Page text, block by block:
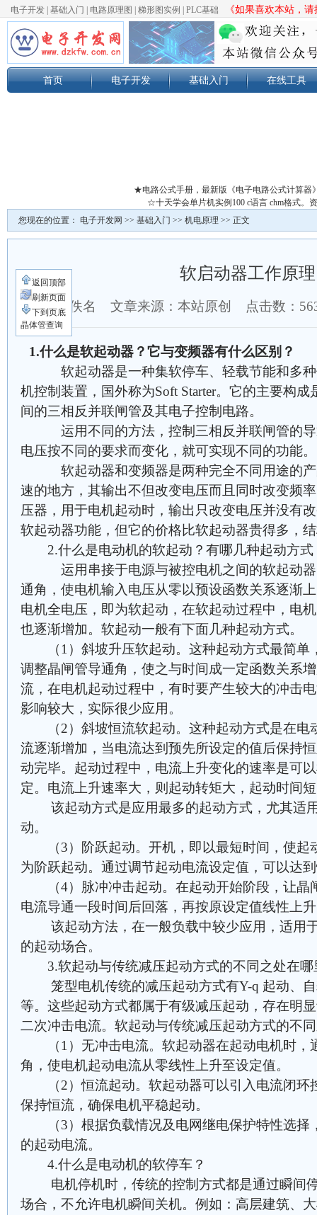
电子开发 基础入门 电路原理图 梯形图实例 PLC基础 《如果喜欢本站，
首页 电子开发 基础入门 在线工具
★电路公式手册，最新版《电子电路公式计算器
☆十天学会单片机实例100 c语言 chm格式。
您现在的位置： 电子开发网 >> 基础入门 >> 机电原理 >> 正文
软启动器工作原理
作者：佚名 文章来源：本站原创 点击数：
1.什么是软起动器？它与变频器有什么区别？
软起动器是一种集软停车、轻载节能和多种
机控制装置，国外称为Soft Starter。它的主要构
间的三相反并联闸管及其电子控制电路。
运用不同的方法，控制三相反并联闸管的导
电压按不同的要求而变化，就可实现不同的功能。
软起动器和变频器是两种完全不同用途的产
速的地方，其输出不但改变电压而且同时改变频
压器，用于电机起动时，输出只改变电压并没有
软起动器功能，但它的价格比软起动器贵得多，
2.什么是电动机的软起动？有哪几种起动方式
运用串接于电源与被控电机之间的软起动器
通角，使电机输入电压从零以预设函数关系逐渐
电机全电压，即为软起动，在软起动过程中，电
也逐渐增加。软起动一般有下面几种起动方式。
（1）斜坡升压软起动。这种起动方式最简单
调整晶闸管导通角，使之与时间成一定函数关系
流，在电机起动过程中，有时要产生较大的冲击
影响较大，实际很少应用。
（2）斜坡恒流软起动。这种起动方式是在电
流逐渐增加，当电流达到预先所设定的值后保持
动完毕。起动过程中，电流上升变化的速率是可
定。电流上升速率大，则起动转矩大，起动时间
该起动方式是应用最多的起动方式，尤其适
动。
（3）阶跃起动。开机，即以最短时间，使起
为阶跃起动。通过调节起动电流设定值，可以达
（4）脉冲冲击起动。在起动开始阶段，让晶
电流导通一段时间后回落，再按原设定值线性上
该起动方法，在一般负载中较少应用，适用
的起动场合。
3.软起动与传统减压起动方式的不同之处在哪
笼型电机传统的减压起动方式有Y-q 起动、自
等。这些起动方式都属于有级减压起动，存在明
二次冲击电流。软起动与传统减压起动方式的不
（1）无冲击电流。软起动器在起动电机时，
角，使电机起动电流从零线性上升至设定值。
（2）恒流起动。软起动器可以引入电流闭环
保持恒流，确保电机平稳起动。
（3）根据负载情况及电网继电保护特性选择
的起动电流。
4.什么是电动机的软停车？
电机停机时，传统的控制方式都是通过瞬间
场合，不允许电机瞬间关机。例如：高层建筑、
返回顶部
刷新页面
下到页底
晶体管查询